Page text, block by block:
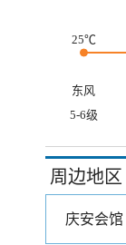
25℃
东风
5-6级
周边地区
庆安会馆